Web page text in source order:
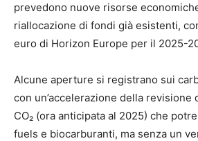
prevedono nuove risorse
riallocazione di fondi già esistenti,
euro di Horizon Europe per il 2025-
Alcune aperture si registrano sui
con un’accelerazione della revisione
CO₂ (ora anticipata al 2025) che
fuels e biocarburanti, ma senza un